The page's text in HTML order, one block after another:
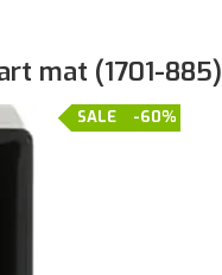
mat (1701-885)
-60%
SALE